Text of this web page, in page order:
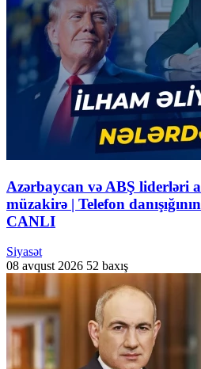
Azərbaycan və ABŞ liderləri
müzakirə | Telefon
CANLI
Siyasət
08 avqust 2026 52 baxış